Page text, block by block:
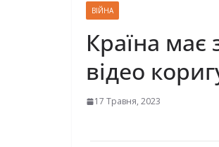
ВІЙНА
Країна має
відео
17 Травня, 2023